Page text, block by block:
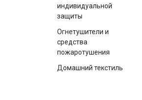
индивидуальной
защиты
Огнетушители и
средства
пожаротушения
Домашний текстиль